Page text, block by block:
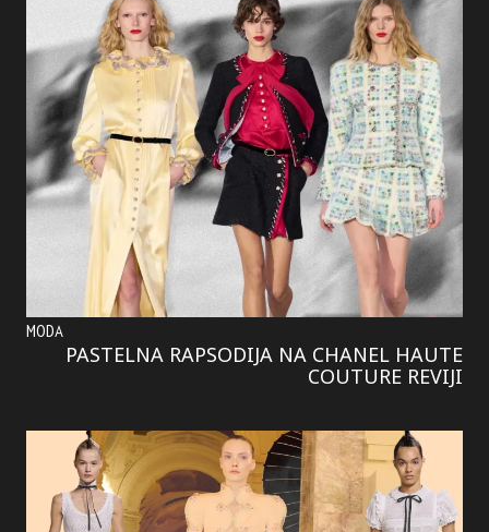
MODA
PASTELNA RAPSODIJA NA CHANEL HAUTE
COUTURE REVIJI